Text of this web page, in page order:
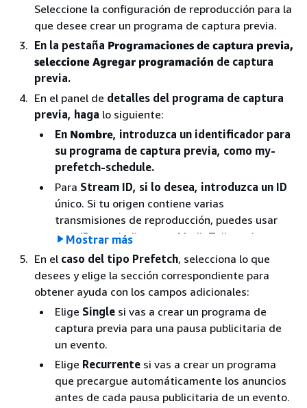
Seleccione la configuración de reproducción para la
que desee crear un programa de captura previa.
En la pestaña Programaciones de captura previa,
seleccione Agregar programación de captura
previa.
En el panel de detalles del programa de captura
previa, haga lo siguiente:
En Nombre, introduzca un identificador para
su programa de captura previa, como my-
prefetch-schedule.
Para Stream ID, si lo desea, introduzca un ID
único. Si tu origen contiene varias
transmisiones de reproducción, puedes usar
este ID para indicar que MediaTailor coloques
anuncios en una transmisión específica. Por
ejemplo, si tu configuración de reproducción
tiene una transmisión de deportes y una
transmisión de un programa de televisión,
puedes usar el ID de la transmisión para crear
programaciones preconfiguradas e insertar
anuncios segmentados para la transmisión de
deportes. Transfieres el valor del ID de la
transmisión a MediaTailor la solicitud de
inicialización de sesión o manifiesto de tu
Mostrar más
En el caso del tipo Prefetch, selecciona lo que
desees y elige la sección correspondiente para
obtener ayuda con los campos adicionales:
Elige Single si vas a crear un programa de
captura previa para una pausa publicitaria de
un evento.
Elige Recurrente si vas a crear un programa
que precargue automáticamente los anuncios
antes de cada pausa publicitaria de un evento.